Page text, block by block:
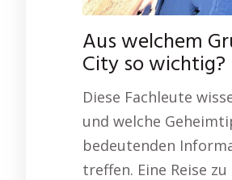
Aus welchem
City so wichtig?
Diese Fachleute
und welche
bedeutenden
treffen. Eine Reise